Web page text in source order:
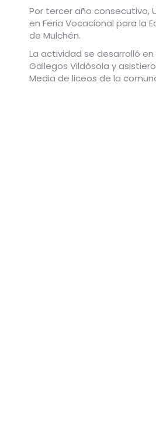
Por tercer año consecutivo,
en Feria Vocacional para la
de Mulchén.
La actividad se desarrolló
Gallegos Vildósola y
Media de liceos de la